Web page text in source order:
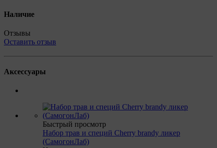
Наличие
Отзывы
Оставить отзыв
Аксессуары
Быстрый просмотр
Набор трав и специй Cherry brandy ликер
(СамогонЛаб)